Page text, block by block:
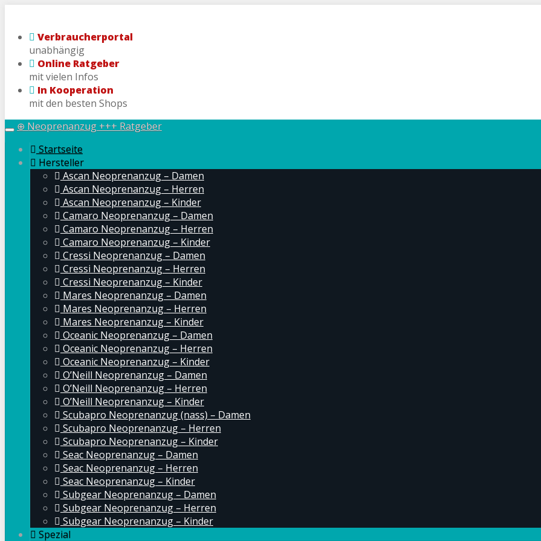
main
content
Verbraucherportal
unabhängig
Online Ratgeber
mit vielen Infos
In Kooperation
mit den besten Shops
Toggle
navigation
⊕ Neoprenanzug +++ Ratgeber
Startseite
Hersteller
Ascan Neoprenanzug – Damen
Ascan Neoprenanzug – Herren
Ascan Neoprenanzug – Kinder
Camaro Neoprenanzug – Damen
Camaro Neoprenanzug – Herren
Camaro Neoprenanzug – Kinder
Cressi Neoprenanzug – Damen
Cressi Neoprenanzug – Herren
Cressi Neoprenanzug – Kinder
Mares Neoprenanzug – Damen
Mares Neoprenanzug – Herren
Mares Neoprenanzug – Kinder
Oceanic Neoprenanzug – Damen
Oceanic Neoprenanzug – Herren
Oceanic Neoprenanzug – Kinder
O’Neill Neoprenanzug – Damen
O’Neill Neoprenanzug – Herren
O’Neill Neoprenanzug – Kinder
Scubapro Neoprenanzug (nass) – Damen
Scubapro Neoprenanzug – Herren
Scubapro Neoprenanzug – Kinder
Seac Neoprenanzug – Damen
Seac Neoprenanzug – Herren
Seac Neoprenanzug – Kinder
Subgear Neoprenanzug – Damen
Subgear Neoprenanzug – Herren
Subgear Neoprenanzug – Kinder
Spezial